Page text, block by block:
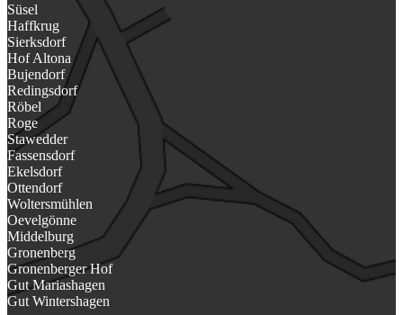
Süsel
Haffkrug
Sierksdorf
Hof Altona
Bujendorf
Redingsdorf
Röbel
Roge
Stawedder
Fassensdorf
Ekelsdorf
Ottendorf
Woltersmühlen
Oevelgönne
Middelburg
Gronenberg
Gronenberger Hof
Gut Mariashagen
Gut Wintershagen